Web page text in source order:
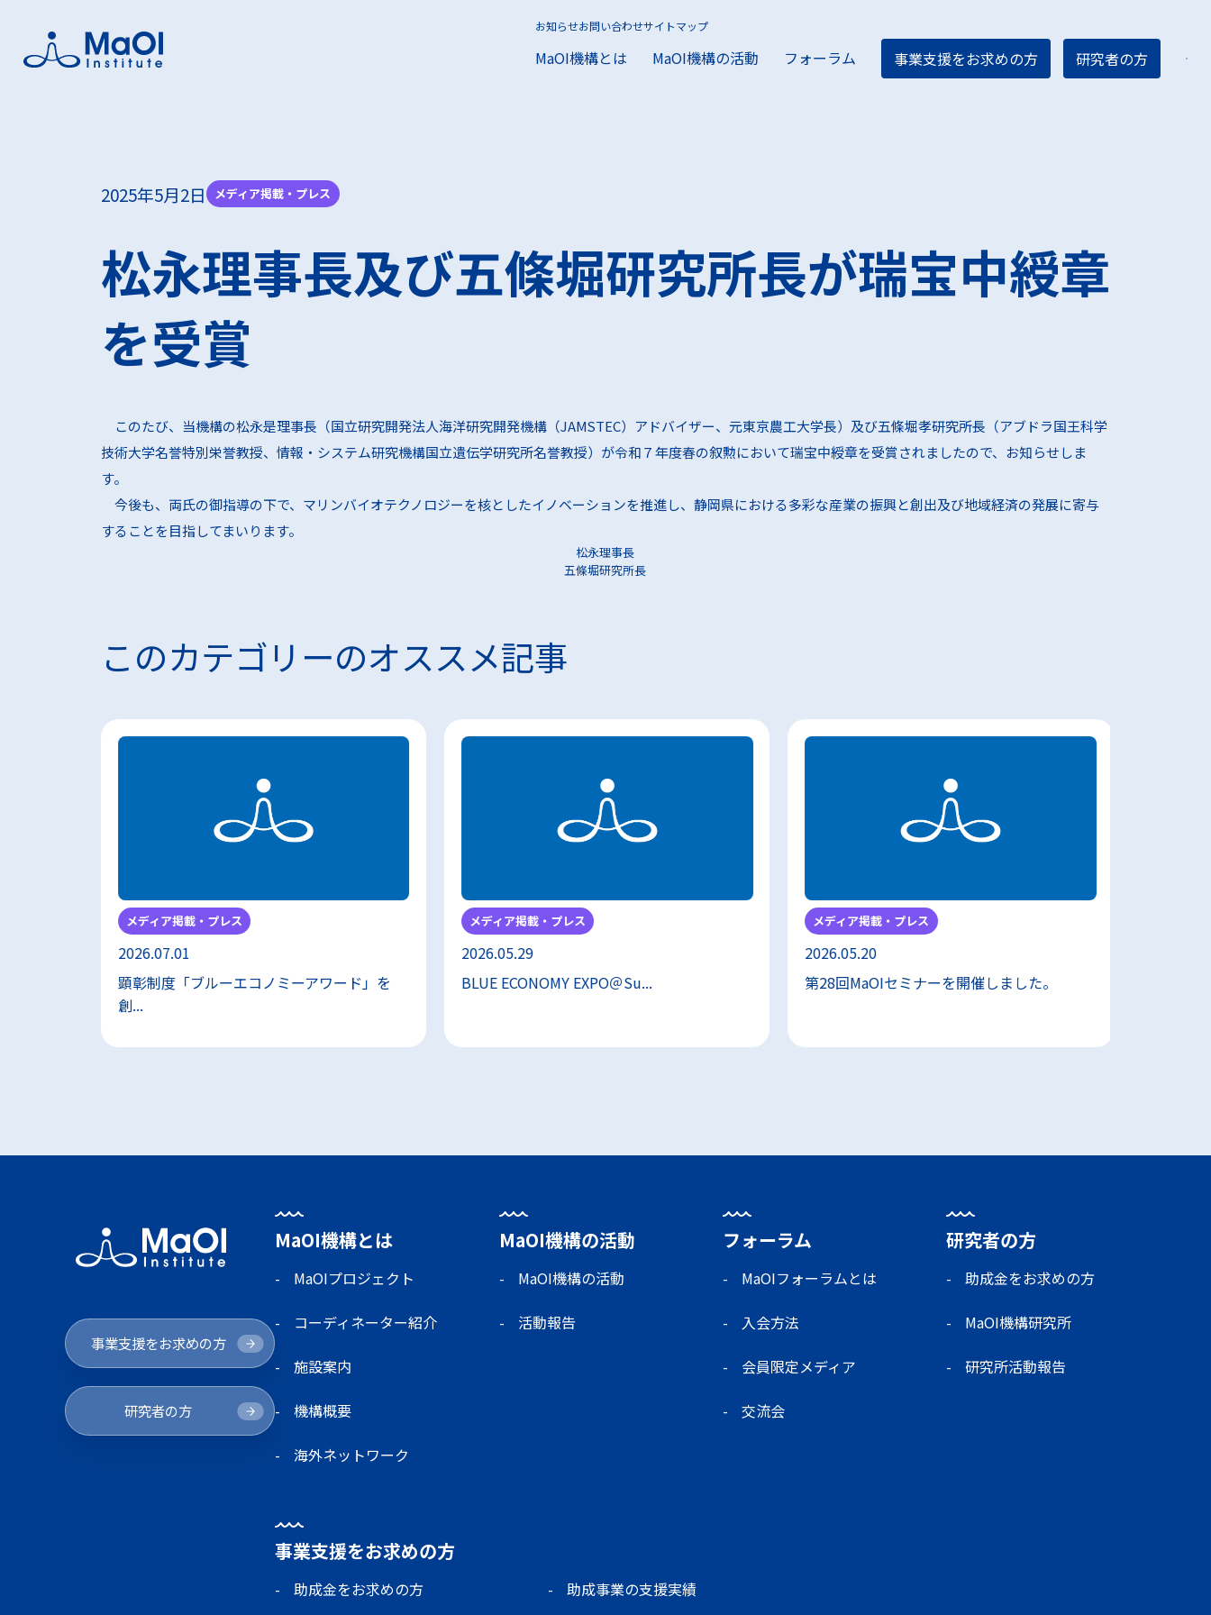
お知らせお問い合わせサイトマップ
MaOI機構とは MaOI機構の活動 フォーラム 事業支援をお求めの方 研究者の方
機構概要 施設案内
交流会
海洋微生物ライブラリに
興味をお持ちの方
その他事業支援を
2025年5月2日 メディア掲載・プレス
松永理事長及び五條堀研究所長が瑞宝中綬章
を受賞
このたび、当機構の松永是理事長（国立研究開発法人海洋研究開発機構（JAMSTEC）アドバイザー、元東京農工大学長）及び五條堀孝研究所長（アブドラ国王科学
技術大学名誉特別栄誉教授、情報・システム研究機構国立遺伝学研究所名誉教授）が令和７年度春の叙勲において瑞宝中綬章を受賞されましたので、お知らせしま
す。
今後も、両氏の御指導の下で、マリンバイオテクノロジーを核としたイノベーションを推進し、静岡県における多彩な産業の振興と創出及び地域経済の発展に寄与
することを目指してまいります。
松永理事長
五條堀研究所長
このカテゴリーのオススメ記事
メディア掲載・プレス
2026.07.01
顕彰制度「ブルーエコノミーアワード」を
創...
メディア掲載・プレス
2026.05.29
BLUE ECONOMY EXPO＠Su...
メディア掲載・プレス
2026.05.20
第28回MaOIセミナーを開催しました。
事業支援をお求めの方
研究者の方
MaOI機構とは
MaOIプロジェクト
コーディネーター紹介
施設案内
機構概要
海外ネットワーク
MaOI機構の活動
MaOI機構の活動
活動報告
フォーラム
MaOIフォーラムとは
入会方法
会員限定メディア
交流会
研究者の方
助成金をお求めの方
MaOI機構研究所
研究所活動報告
事業支援をお求めの方
助成金をお求めの方 助成事業の支援実績